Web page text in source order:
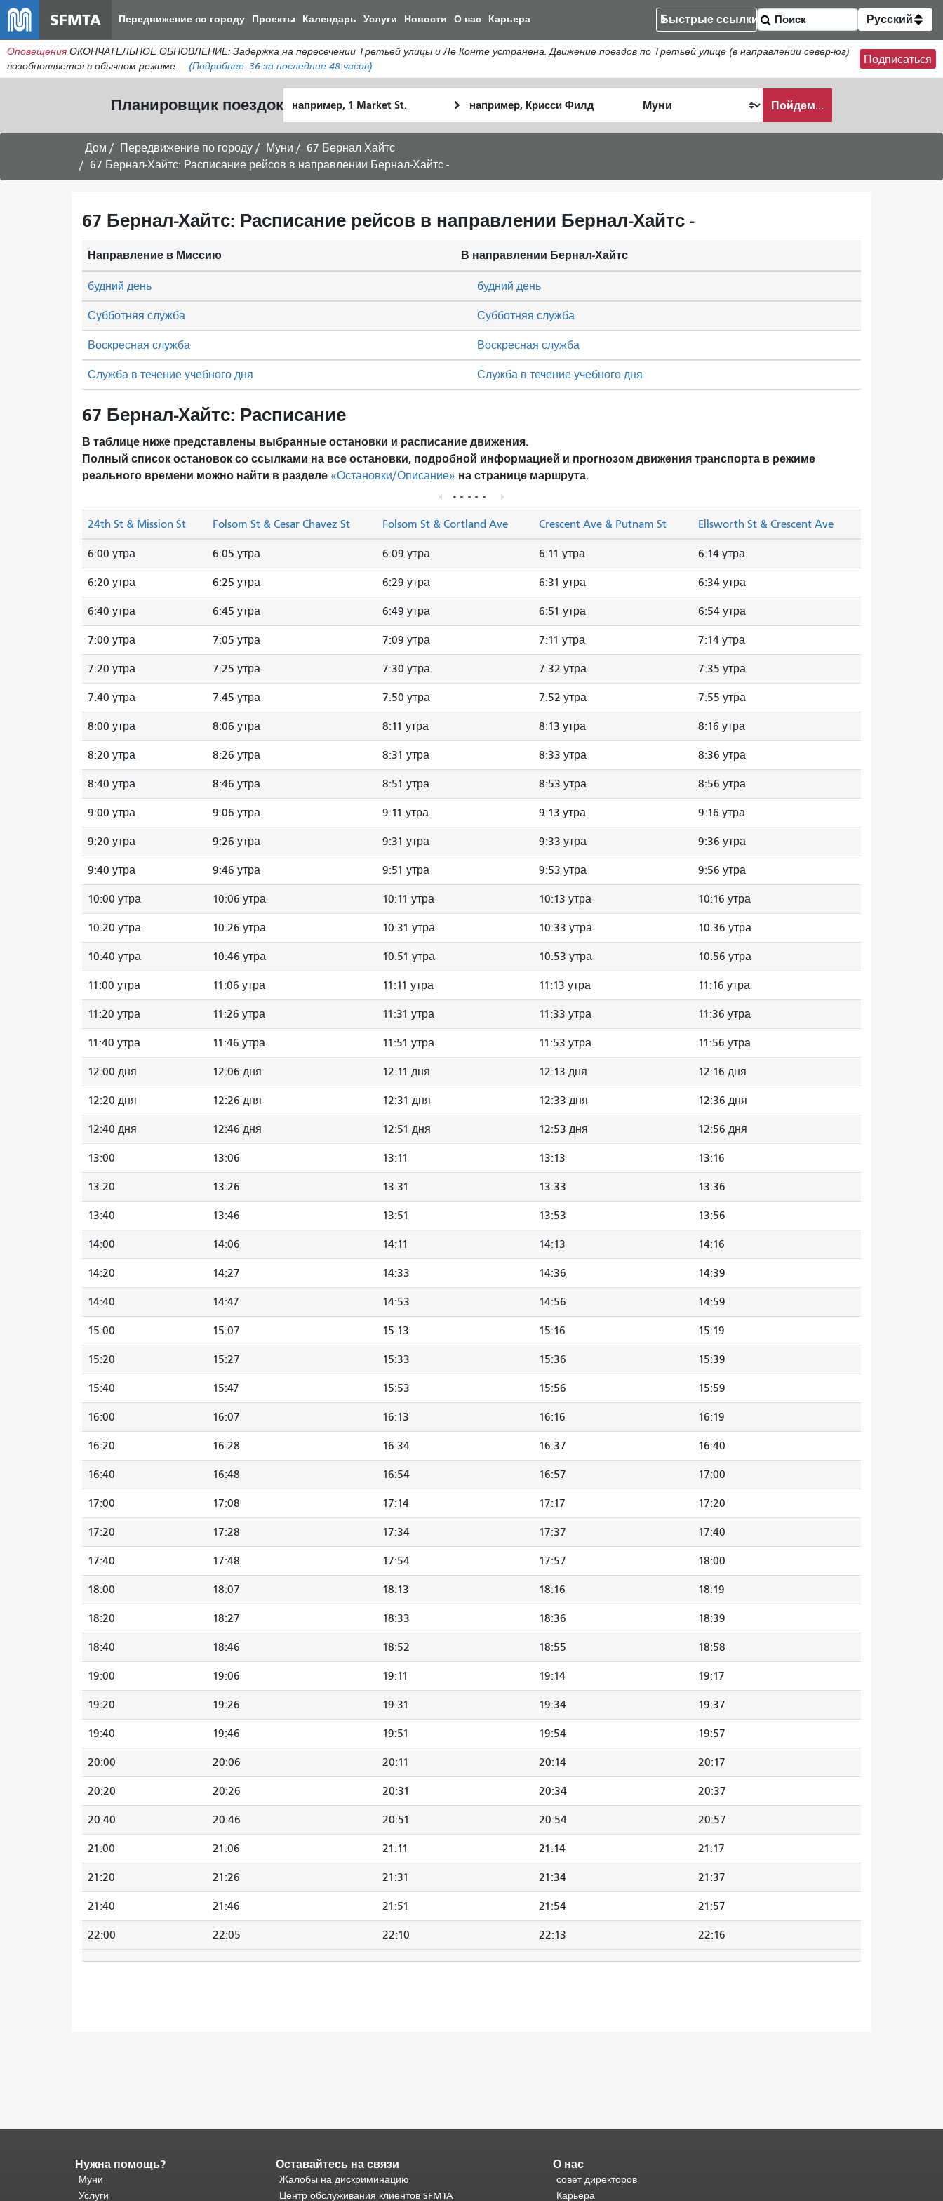
к
общему
содержанию
SFMTA Передвижение по городу Проекты Календарь Услуги Новости О нас Карьера Быстрые ссылки Русский
Оповещения ОКОНЧАТЕЛЬНОЕ ОБНОВЛЕНИЕ: Задержка на пересечении Третьей улицы и Ле Конте устранена. Движение поездов по Третьей улице (в направлении север-юг)
возобновляется в обычном режиме.
(Подробнее: 36 за последние 48 часов)
Подписаться
Планировщик поездок местоположение
окончания
я
Пойдем...
Дом Передвижение по городу Муни
67 Бернал Хайтс
67 Бернал-Хайтс: Расписание рейсов в направлении Бернал-Хайтс -
67 Бернал-Хайтс: Расписание рейсов в направлении Бернал-Хайтс -
Направление в Миссию В направлении Бернал-Хайтс
Субботняя служба Субботняя служба
Воскресная служба Воскресная служба
будний день будний день
Служба в течение учебного дня Служба в течение учебного дня
67 Бернал-Хайтс: Расписание
В таблице ниже представлены выбранные остановки и расписание движения.
Полный список остановок со ссылками на все остановки, подробной информацией и прогнозом движения транспорта в режиме
реального времени можно найти в разделе «Остановки/Описание» на странице маршрута.
24th St & Mission St Folsom St & Cesar Chavez St Folsom St & Cortland Ave Crescent Ave & Putnam St Ellsworth St & Crescent Ave
6:00 утра 6:05 утра 6:09 утра 6:11 утра 6:14 утра
6:20 утра 6:25 утра 6:29 утра 6:31 утра 6:34 утра
6:40 утра 6:45 утра 6:49 утра 6:51 утра 6:54 утра
7:00 утра 7:05 утра 7:09 утра 7:11 утра 7:14 утра
7:20 утра 7:25 утра 7:30 утра 7:32 утра 7:35 утра
7:40 утра 7:45 утра 7:50 утра 7:52 утра 7:55 утра
8:00 утра 8:06 утра 8:11 утра 8:13 утра 8:16 утра
8:20 утра 8:26 утра 8:31 утра 8:33 утра 8:36 утра
8:40 утра 8:46 утра 8:51 утра 8:53 утра 8:56 утра
9:00 утра 9:06 утра 9:11 утра 9:13 утра 9:16 утра
9:20 утра 9:26 утра 9:31 утра 9:33 утра 9:36 утра
9:40 утра 9:46 утра 9:51 утра 9:53 утра 9:56 утра
10:00 утра 10:06 утра 10:11 утра 10:13 утра 10:16 утра
10:20 утра 10:26 утра 10:31 утра 10:33 утра 10:36 утра
10:40 утра 10:46 утра 10:51 утра 10:53 утра 10:56 утра
11:00 утра 11:06 утра 11:11 утра 11:13 утра 11:16 утра
11:20 утра 11:26 утра 11:31 утра 11:33 утра 11:36 утра
11:40 утра 11:46 утра 11:51 утра 11:53 утра 11:56 утра
12:00 дня 12:06 дня 12:11 дня 12:13 дня 12:16 дня
12:20 дня 12:26 дня 12:31 дня 12:33 дня 12:36 дня
12:40 дня 12:46 дня 12:51 дня 12:53 дня 12:56 дня
13:00 13:06 13:11 13:13 13:16
13:20 13:26 13:31 13:33 13:36
13:40 13:46 13:51 13:53 13:56
14:00 14:06 14:11 14:13 14:16
14:20 14:27 14:33 14:36 14:39
14:40 14:47 14:53 14:56 14:59
15:00 15:07 15:13 15:16 15:19
15:20 15:27 15:33 15:36 15:39
15:40 15:47 15:53 15:56 15:59
16:00 16:07 16:13 16:16 16:19
16:20 16:28 16:34 16:37 16:40
16:40 16:48 16:54 16:57 17:00
17:00 17:08 17:14 17:17 17:20
17:20 17:28 17:34 17:37 17:40
17:40 17:48 17:54 17:57 18:00
18:00 18:07 18:13 18:16 18:19
18:20 18:27 18:33 18:36 18:39
18:40 18:46 18:52 18:55 18:58
19:00 19:06 19:11 19:14 19:17
19:20 19:26 19:31 19:34 19:37
19:40 19:46 19:51 19:54 19:57
20:00 20:06 20:11 20:14 20:17
20:20 20:26 20:31 20:34 20:37
20:40 20:46 20:51 20:54 20:57
21:00 21:06 21:11 21:14 21:17
21:20 21:26 21:31 21:34 21:37
21:40 21:46 21:51 21:54 21:57
22:00 22:05 22:10 22:13 22:16
Конец
содержимого
страницы.
Нужна помощь?
Муни
Услуги
Оставайтесь на связи
Жалобы на дискриминацию
Центр обслуживания клиентов SFMTA
О нас
совет директоров
Карьера